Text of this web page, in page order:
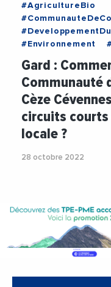
#AgricultureBio
#Environnement
Gard :
Communauté
Cèze
circuits
locale ?
28 octobre 2022